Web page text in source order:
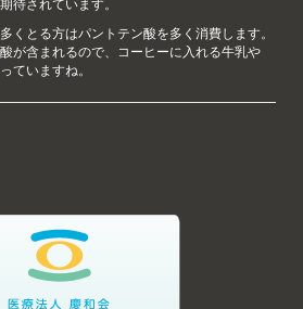
待されています。
くとる方はパントテン酸を多く消費します。
が含まれるので、コーヒーに入れる牛乳や
ていますね。